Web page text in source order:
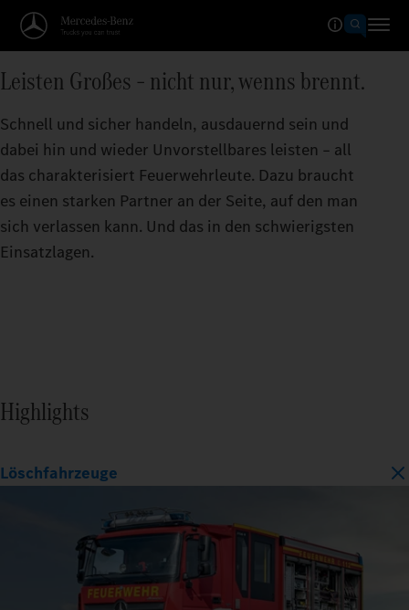
Leisten Großes – nicht nur, wenns brennt.
Schnell und sicher handeln, ausdauernd sein und
dabei hin und wieder Unvorstellbares leisten – all
das charakterisiert Feuerwehrleute. Dazu braucht
es einen starken Partner an der Seite, auf den man
sich verlassen kann. Und das in den schwierigsten
Einsatzlagen.
Highlights
Löschfahrzeuge